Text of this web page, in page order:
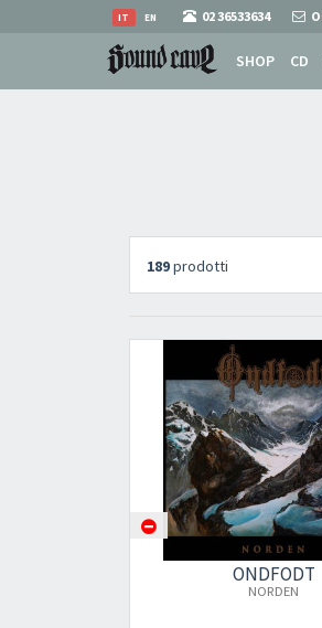
EN
IT 02 36533634
SHOP CD
189prodotti
ONDFODT
NORDEN